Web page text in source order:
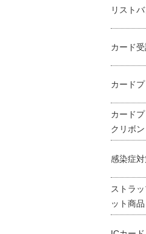
リスト
カード
カード
カード
クリボン
感染症
ストラ
ット商品